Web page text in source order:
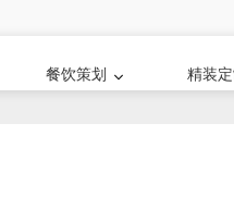
餐饮策划 精装定